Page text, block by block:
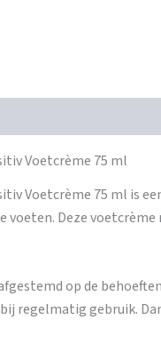
Voetcrème 75 ml
Voetcrème 75 ml is
voeten. Deze
op de
regelmatig gebruik.